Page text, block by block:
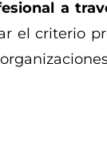
a
el criterio